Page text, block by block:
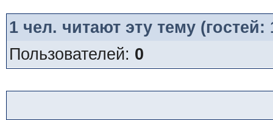
1чел. читают эту тему
Пользователей: 0